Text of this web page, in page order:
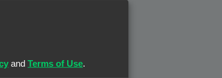
and Terms of Use.